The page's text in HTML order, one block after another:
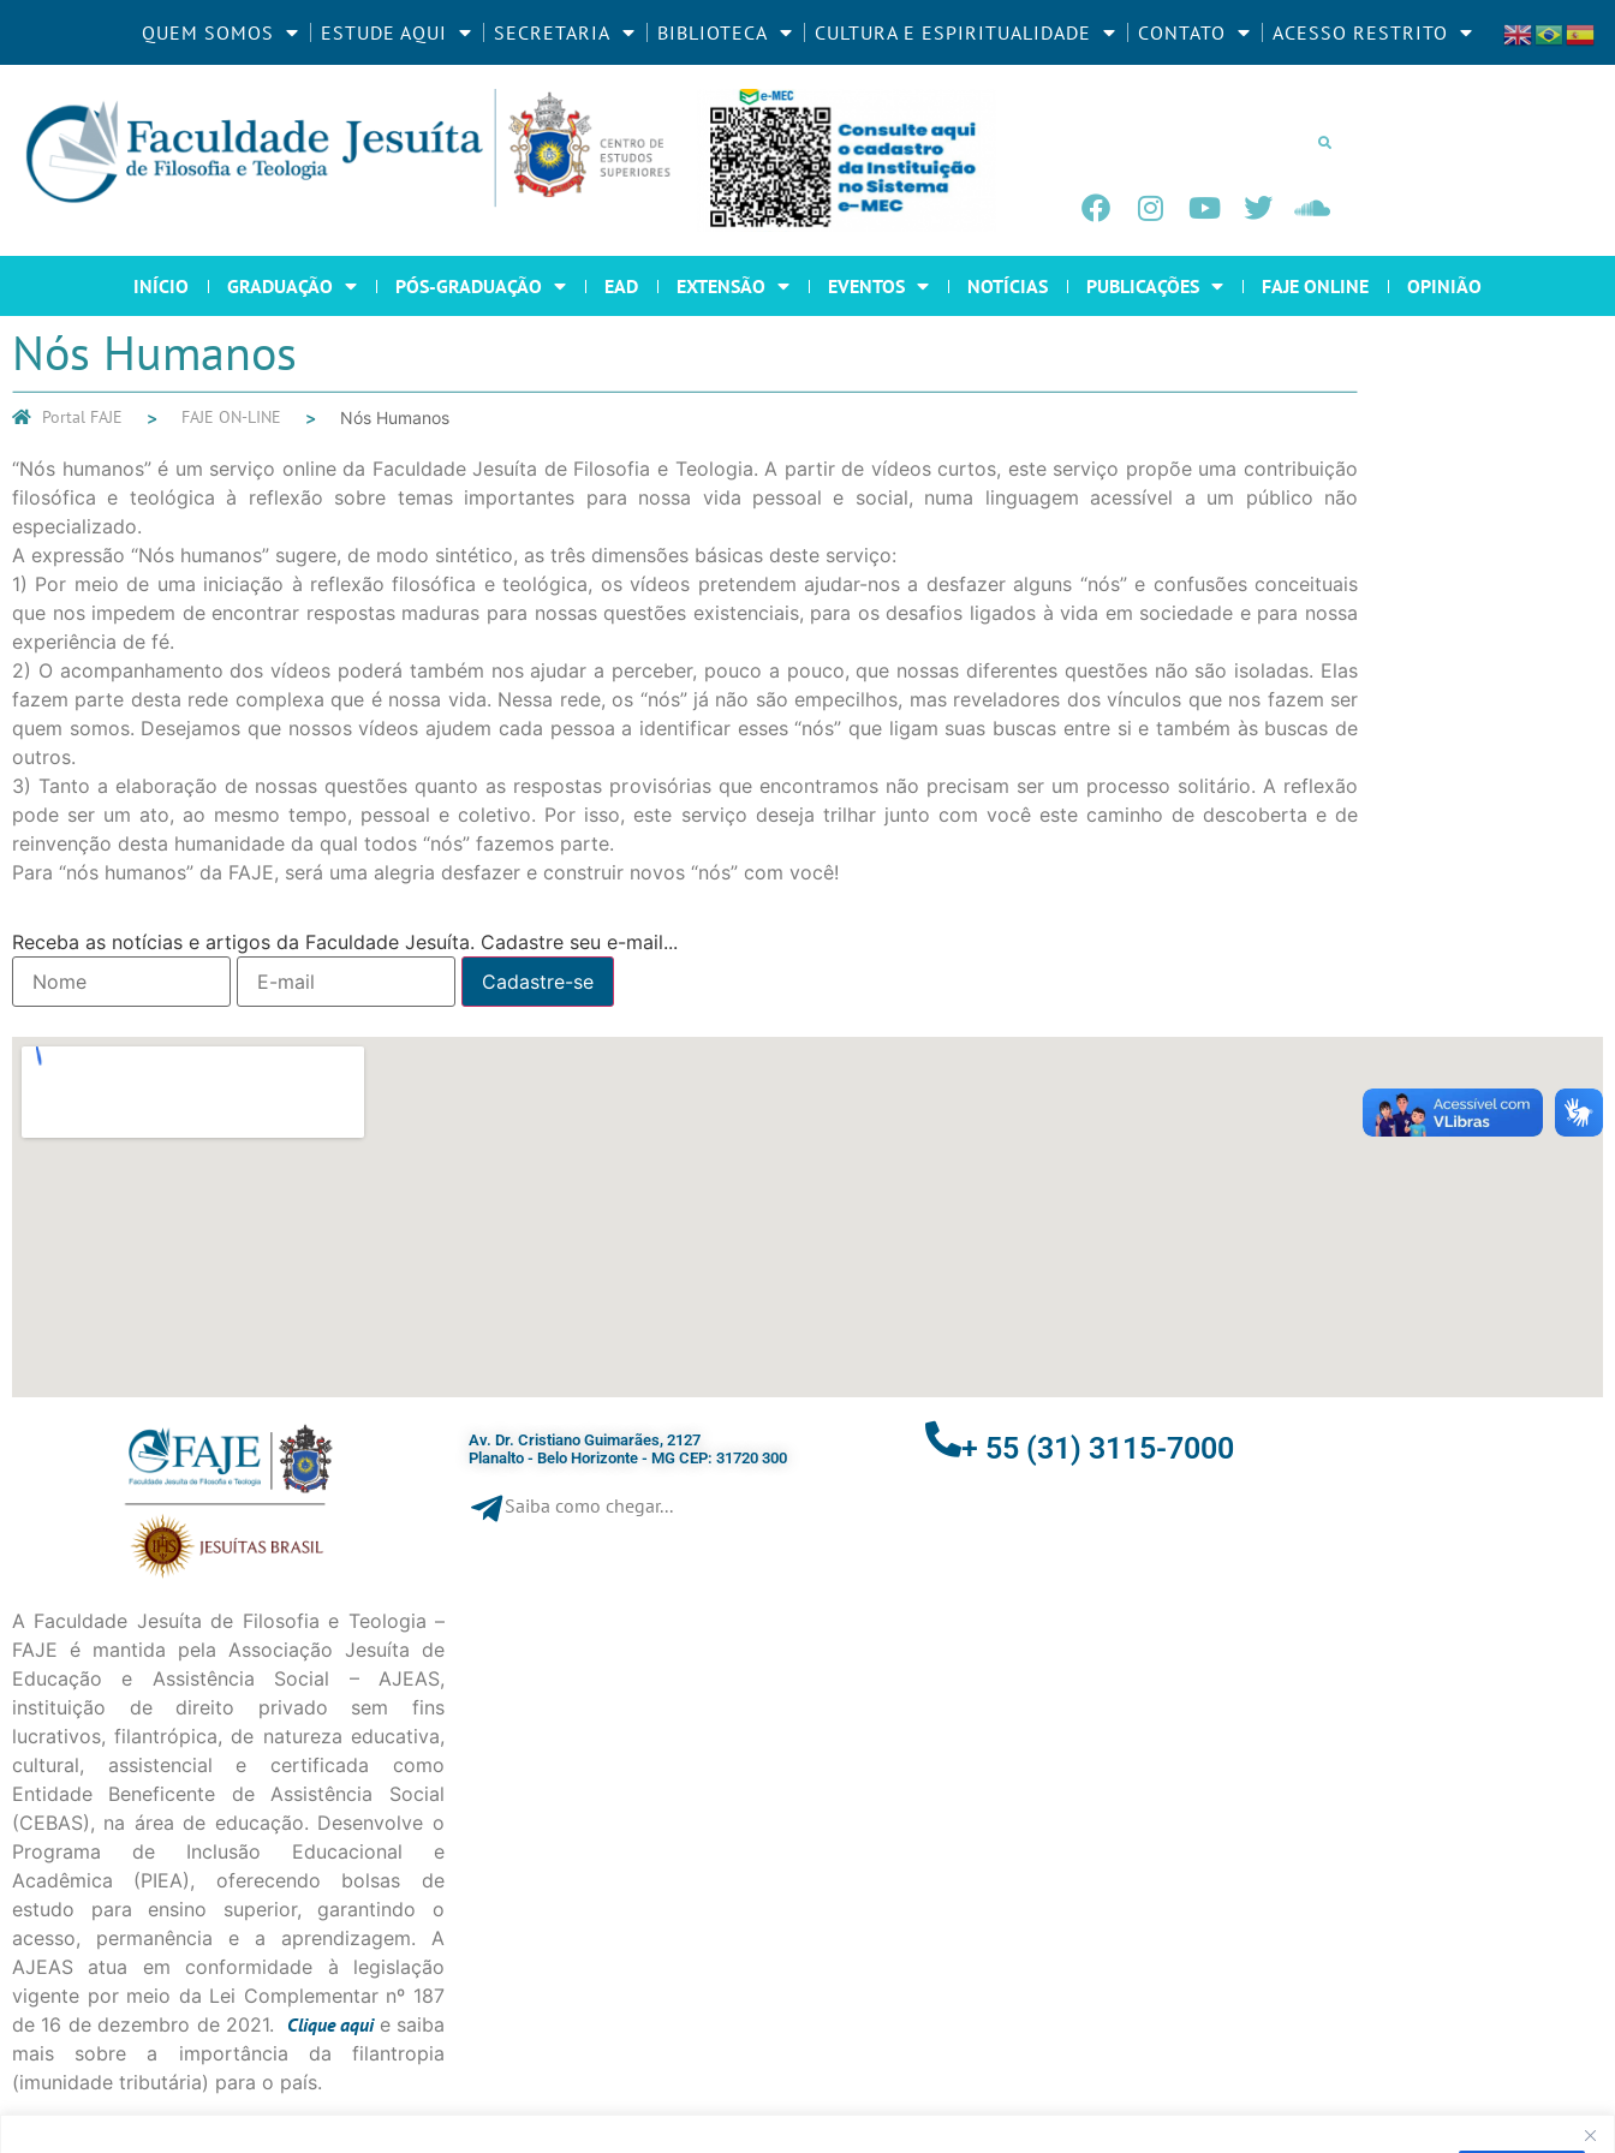
QUEM SOMOS ESTUDE AQUI SECRETARIA BIBLIOTECA CULTURA E ESPIRITUALIDADE CONTATO ACESSO RESTRITO
INÍCIO GRADUAÇÃO PÓS-GRADUAÇÃO EAD EXTENSÃO EVENTOS NOTÍCIAS PUBLICAÇÕES FAJE ONLINE OPINIÃO
Nós Humanos
Portal FAJE FAJE ON-LINE Nós Humanos
“Nós humanos” é um serviço online da Faculdade Jesuíta de Filosofia e Teologia. A partir de vídeos curtos, este serviço propõe uma contribuição
filosófica e teológica à reflexão sobre temas importantes para nossa vida pessoal e social, numa linguagem acessível a um público não
especializado.
A expressão “Nós humanos” sugere, de modo sintético, as três dimensões básicas deste serviço:
1) Por meio de uma iniciação à reflexão filosófica e teológica, os vídeos pretendem ajudar-nos a desfazer alguns “nós” e confusões conceituais
que nos impedem de encontrar respostas maduras para nossas questões existenciais, para os desafios ligados à vida em sociedade e para nossa
experiência de fé.
2) O acompanhamento dos vídeos poderá também nos ajudar a perceber, pouco a pouco, que nossas diferentes questões não são isoladas. Elas
fazem parte desta rede complexa que é nossa vida. Nessa rede, os “nós” já não são empecilhos, mas reveladores dos vínculos que nos fazem ser
quem somos. Desejamos que nossos vídeos ajudem cada pessoa a identificar esses “nós” que ligam suas buscas entre si e também às buscas de
outros.
3) Tanto a elaboração de nossas questões quanto as respostas provisórias que encontramos não precisam ser um processo solitário. A reflexão
pode ser um ato, ao mesmo tempo, pessoal e coletivo. Por isso, este serviço deseja trilhar junto com você este caminho de descoberta e de
reinvenção desta humanidade da qual todos “nós” fazemos parte.
Para “nós humanos” da FAJE, será uma alegria desfazer e construir novos “nós” com você!
Receba as notícias e artigos da Faculdade Jesuíta. Cadastre seu e-mail...
A Faculdade Jesuíta de Filosofia e Teologia –
FAJE é mantida pela Associação Jesuíta de
Educação e Assistência Social – AJEAS,
instituição de direito privado sem fins
lucrativos, filantrópica, de natureza educativa,
cultural, assistencial e certificada como
Entidade Beneficente de Assistência Social
(CEBAS), na área de educação. Desenvolve o
Programa de Inclusão Educacional e
Acadêmica (PIEA), oferecendo bolsas de
estudo para ensino superior, garantindo o
acesso, permanência e a aprendizagem. A
AJEAS atua em conformidade à legislação
vigente por meio da Lei Complementar nº 187
de 16 de dezembro de 2021. Cliqueaqui e saiba
mais sobre a importância da filantropia
(imunidade tributária) para o país.
Av. Dr. Cristiano Guimarães, 2127
Planalto - Belo Horizonte - MG CEP: 31720 300
Saiba como chegar...
+ 55 (31) 3115-7000​